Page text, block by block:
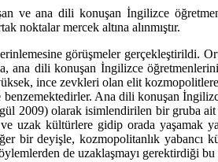
ve ana dili konuşan İngilizce
noktalar mercek altına alınmıştır.
görüşmeler gerçekleştirildi.
ana dili konuşan İngilizce
ince zevkleri olan elit
benzemektedirler. Ana dili konuşan
2009) olarak isimlendirilen bir gruba
uzak kültürlere gidip orada yaşamak
bir deyişle, kozmopolitanlık
de uzaklaşmayı gerektirdiği bu